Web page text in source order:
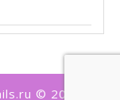
© 2000-2020